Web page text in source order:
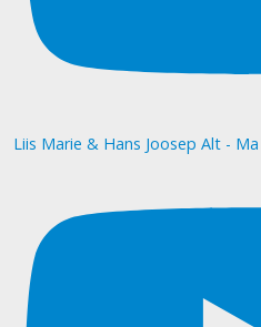
Liis Marie & Hans Joosep Alt - Ma